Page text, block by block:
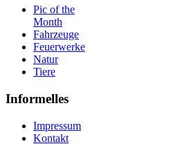
Pic of the
Month
Fahrzeuge
Feuerwerke
Natur
Tiere
Informelles
Impressum
Kontakt